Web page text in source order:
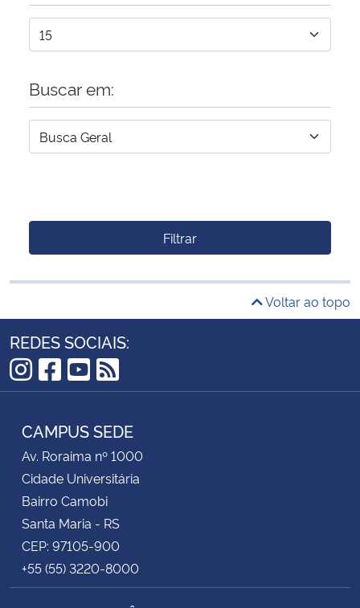
Buscar em:
Filtrar
Voltar ao topo
REDES SOCIAIS:
Instagram
Facebook
YouTube
RSS
CAMPUS SEDE
Av. Roraima nº 1000
Cidade Universitária
Bairro Camobi
Santa Maria - RS
CEP: 97105-900
+55 (55) 3220-8000